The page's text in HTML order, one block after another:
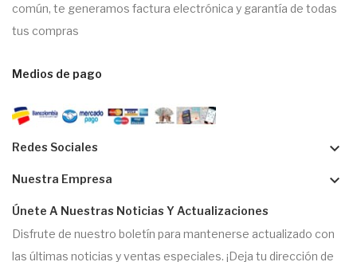
común, te generamos factura electrónica y garantía de todas
tus compras
Medios de pago
Redes Sociales keyboard_arrow_down
Nuestra Empresa keyboard_arrow_down
Únete A Nuestras Noticias Y Actualizaciones
Disfrute de nuestro boletín para mantenerse actualizado con
las últimas noticias y ventas especiales. ¡Deja tu dirección de